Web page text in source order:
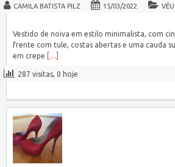
CAMILA BATISTA PILZ 15/03/2022
Vestido de noiva em estilo minimalista, com
frente com tule, costas abertas e uma cauda
em crepe […]
287 visitas, 0 hoje